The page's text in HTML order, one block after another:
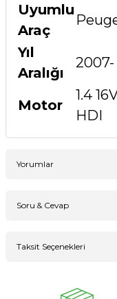
Uyumlu
Araç
Yıl
Aralığı
2007-
Motor
1.4
HDI
Yorumlar
Soru & Cevap
Taksit Seçenekleri